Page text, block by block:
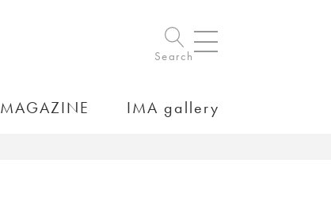
Search
MAGAZINE IMA gallery